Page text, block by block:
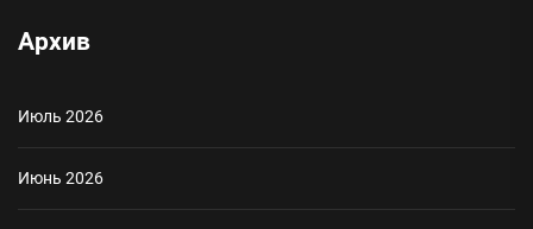
Архив
Июль 2026
Июнь 2026